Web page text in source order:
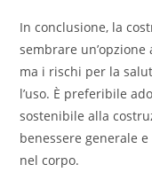
In conclusione, la
sembrare
ma i rischi per la
l’uso. È preferibile
sostenibile alla
benessere generale
nel corpo.